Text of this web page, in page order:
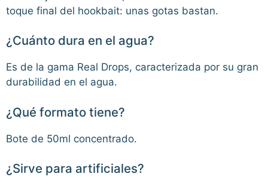
toque final del hookbait: unas gotas bastan.
¿Cuánto dura en el agua?
Es de la gama Real Drops, caracterizada por su gran
durabilidad en el agua.
¿Qué formato tiene?
Bote de 50ml concentrado.
¿Sirve para artificiales?